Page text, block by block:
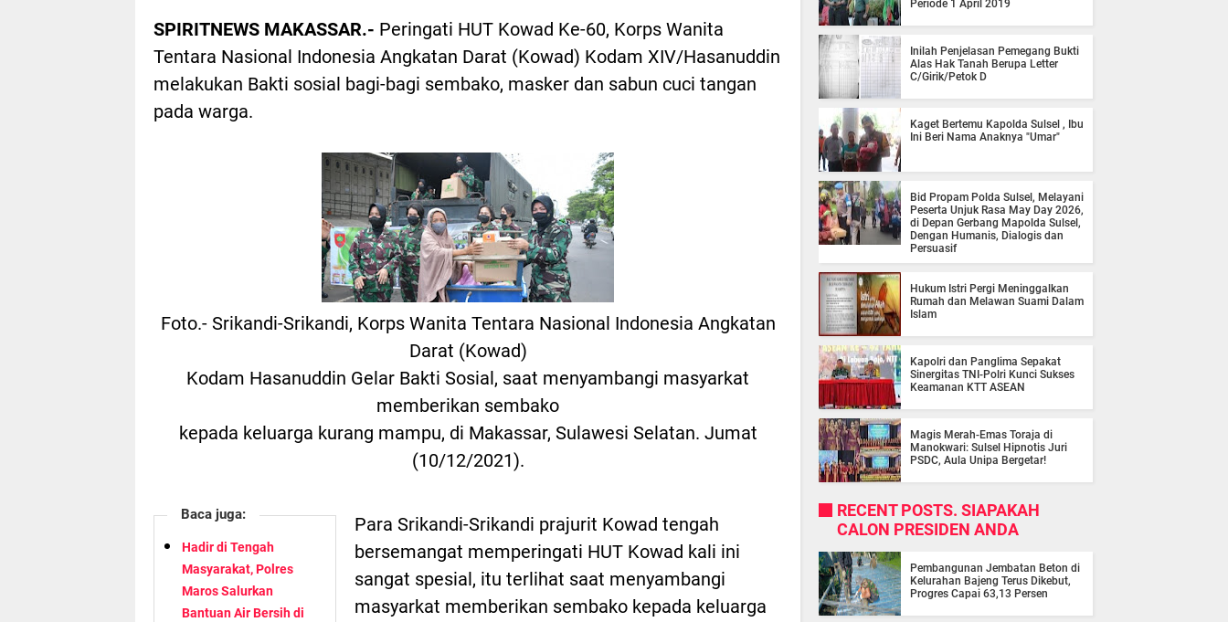
SPIRITNEWS MAKASSAR.- Peringati HUT Kowad Ke-60, Korps Wanita
Tentara Nasional Indonesia Angkatan Darat (Kowad) Kodam XIV/Hasanuddin
melakukan Bakti sosial bagi-bagi sembako, masker dan sabun cuci tangan
pada warga.
Foto.- Srikandi-Srikandi, Korps Wanita Tentara Nasional Indonesia Angkatan
Darat (Kowad)
Kodam Hasanuddin Gelar Bakti Sosial, saat menyambangi masyarkat
memberikan sembako
kepada keluarga kurang mampu, di Makassar, Sulawesi Selatan. Jumat
(10/12/2021).
Baca juga:
Hadir di Tengah
Masyarakat, Polres
Maros Salurkan
Bantuan Air Bersih di
Para Srikandi-Srikandi prajurit Kowad tengah
bersemangat memperingati HUT Kowad kali ini
sangat spesial, itu terlihat saat menyambangi
masyarkat memberikan sembako kepada keluarga
Periode 1 April 2019
Inilah Penjelasan Pemegang Bukti
Alas Hak Tanah Berupa Letter
C/Girik/Petok D
Kaget Bertemu Kapolda Sulsel , Ibu
Ini Beri Nama Anaknya "Umar"
Bid Propam Polda Sulsel, Melayani
Peserta Unjuk Rasa May Day 2026,
di Depan Gerbang Mapolda Sulsel,
Dengan Humanis, Dialogis dan
Persuasif
Hukum Istri Pergi Meninggalkan
Rumah dan Melawan Suami Dalam
Islam
Kapolri dan Panglima Sepakat
Sinergitas TNI-Polri Kunci Sukses
Keamanan KTT ASEAN
Magis Merah-Emas Toraja di
Manokwari: Sulsel Hipnotis Juri
PSDC, Aula Unipa Bergetar!
RECENT POSTS. SIAPAKAH
CALON PRESIDEN ANDA
Pembangunan Jembatan Beton di
Kelurahan Bajeng Terus Dikebut,
Progres Capai 63,13 Persen